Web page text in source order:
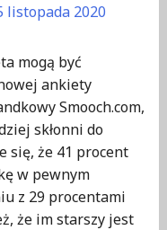
listopada 2020
mogą być
ankiety
Smooch.com,
skłonni do
się, że 41 procent
w pewnym
z 29 procentami
że im starszy jest